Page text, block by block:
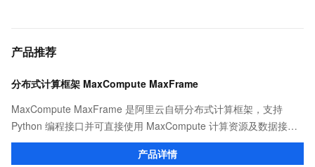
产品推荐
分布式计算框架 MaxCompute MaxFrame
MaxCompute MaxFrame 是阿里云自研分布式计算框架，支持
Python 编程接口并可直接使用 MaxCompute 计算资源及数据接
口，与 MaxCompute Notebook、镜像管理等功能共同构成
MaxCompute 完整 Python 开发生态。
产品详情